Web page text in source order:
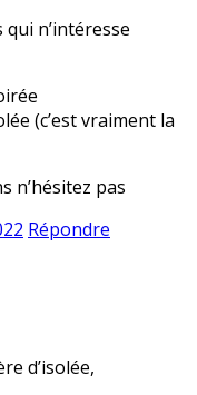
n’intéresse
(c’est vraiment la
n’hésitez pas
Répondre
d’isolée,